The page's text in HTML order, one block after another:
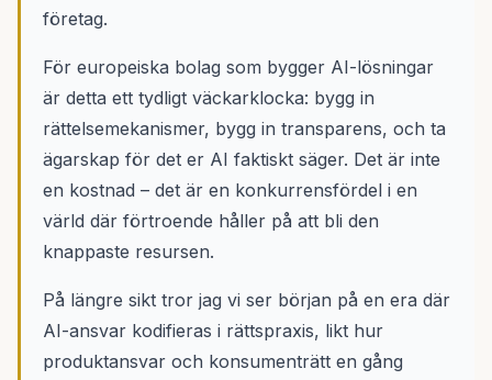
företag.
För europeiska bolag som bygger AI-lösningar
är detta ett tydligt väckarklocka: bygg in
rättelsemekanismer, bygg in transparens, och ta
ägarskap för det er AI faktiskt säger. Det är inte
en kostnad – det är en konkurrensfördel i en
värld där förtroende håller på att bli den
knappaste resursen.
På längre sikt tror jag vi ser början på en era där
AI-ansvar kodifieras i rättspraxis, likt hur
produktansvar och konsumenträtt en gång